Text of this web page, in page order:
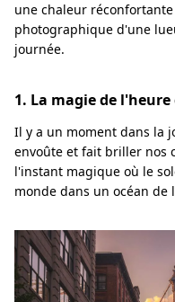
une chaleur
photographique d'une
journée.
1. La magie de l'heure
Il y a un moment dans la
envoûte et fait briller nos
l'instant magique où le
monde dans un océan de